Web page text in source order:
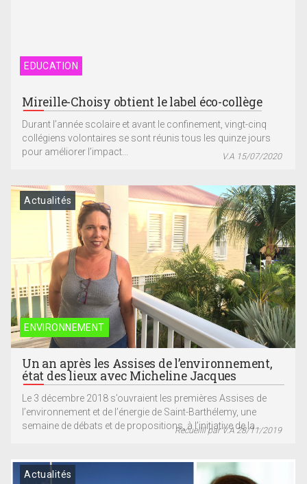
EDUCATION
Mireille-Choisy obtient le label éco-collège
Durant l’année scolaire et avant le confinement, vingt-cinq
collégiens volontaires se sont réunis tous les quinze jours
pour améliorer l’impact...
V.A 15/07/2020
ENVIRONNEMENT
Actualités
Un an après les Assises de l’environnement,
état des lieux avec Micheline Jacques
Le 3 décembre 2018 s’ouvraient les premières Assises de
l’environnement et de l’énergie de Saint-Barthélemy, une
semaine de débats et de propositions, à l’initiative de la...
Recueilli par V.A 28/11/2019
Actualités